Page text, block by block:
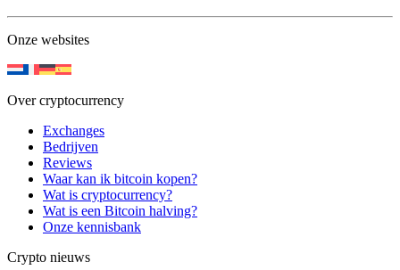
Onze websites
Over cryptocurrency
Exchanges
Bedrijven
Reviews
Waar kan ik bitcoin kopen?
Wat is cryptocurrency?
Wat is een Bitcoin halving?
Onze kennisbank
Crypto nieuws